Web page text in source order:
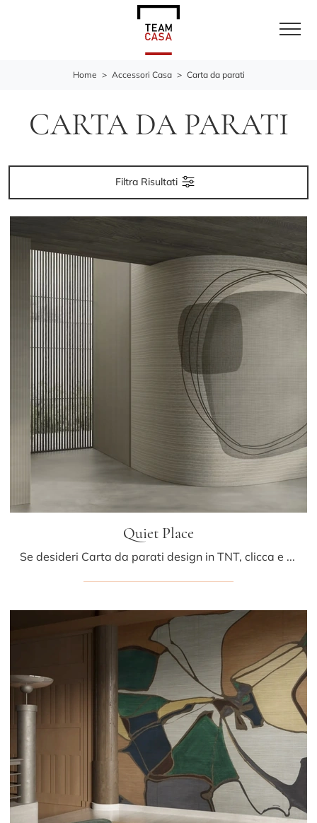
Home > Accessori Casa > Carta da parati
CARTA DA PARATI
Filtra Risultati
Quiet Place
Se desideri Carta da parati design in TNT, clicca e scopri di più sulle varie proposte di Glamora come il modello Quiet Place.